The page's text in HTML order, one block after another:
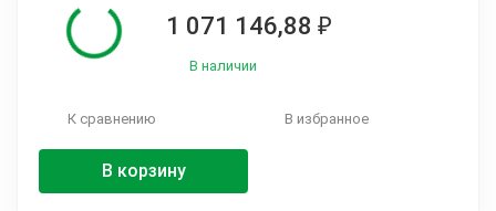
1 071 146,88 ₽
В наличии
К сравнению В избранное
В корзину